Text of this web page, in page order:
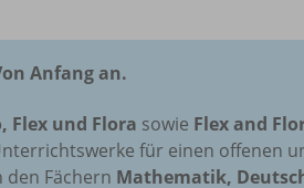
Anfang an.
Flex und Flora sowie Flex and
für einen offenen
Fächern Mathematik,